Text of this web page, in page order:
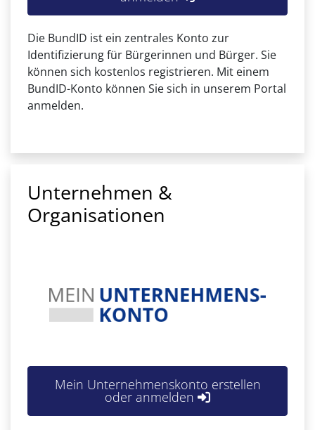
Die BundID ist ein zentrales Konto zur
Identifizierung für Bürgerinnen und Bürger. Sie
können sich kostenlos registrieren. Mit einem
BundID-Konto können Sie sich in unserem Portal
anmelden.
Unternehmen &
Organisationen
Mein Unternehmenskonto erstellen
oder anmelden